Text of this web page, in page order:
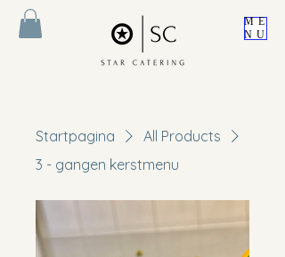
ME
NU
Startpagina
All Products
3 - gangen kerstmenu